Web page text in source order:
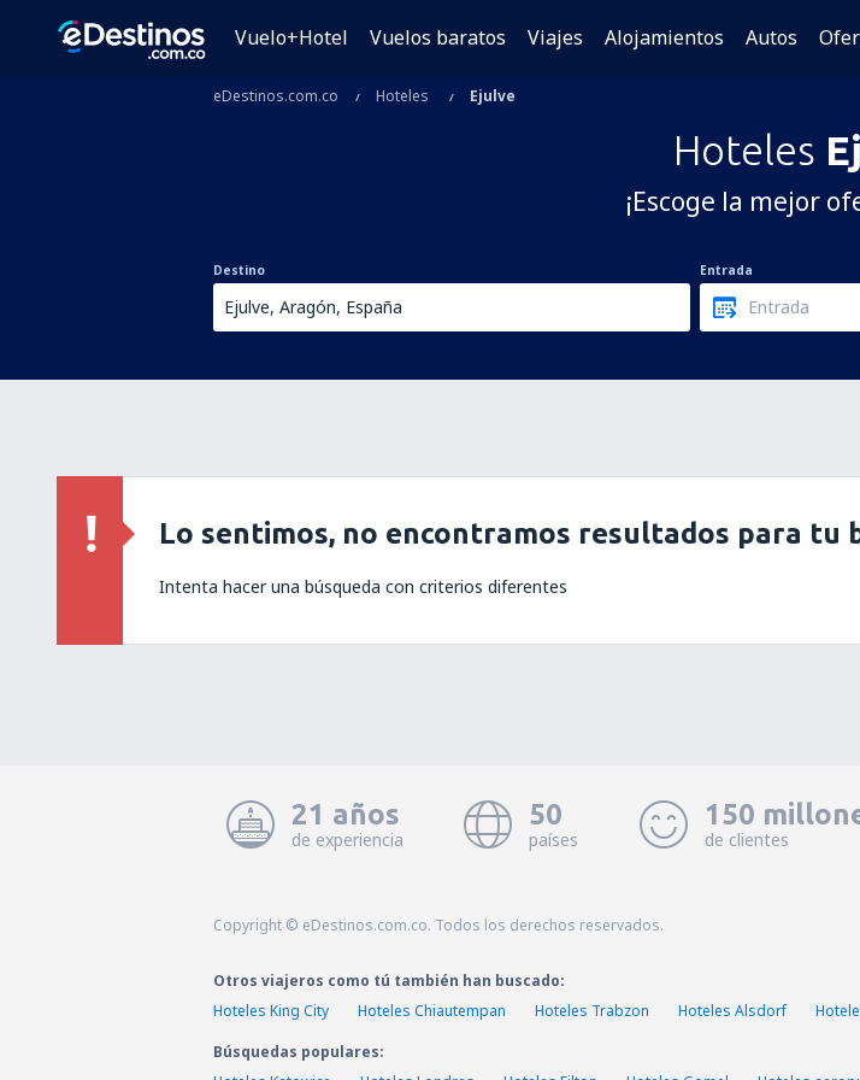
Vuelo+Hotel Vuelos baratos Viajes Alojamientos Autos
eDestinos.com.co Hoteles Ejulve
Hoteles
¡Escoge la mejor
Destino Entrada
Lo sentimos, no encontramos resultados para tu
Intenta hacer una búsqueda con criterios diferentes
21 años
de experiencia
50
países
150
de clientes
Copyright © eDestinos.com.co. Todos los derechos reservados.
Otros viajeros como tú también han buscado:
Hoteles King City
Hoteles Chiautempan Hoteles Trabzon Hoteles Alsdorf
Búsquedas populares: